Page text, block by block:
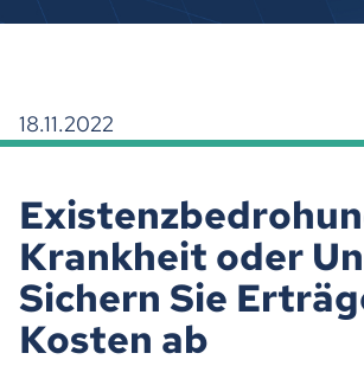
18.11.2022
Krankheit oder
Sichern Sie
Kosten ab